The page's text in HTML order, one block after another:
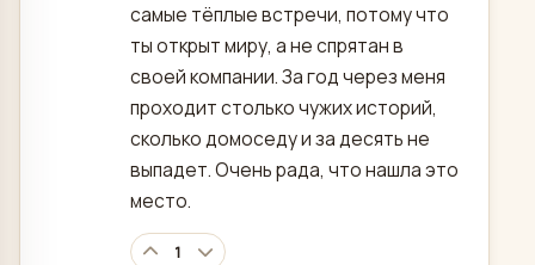
самые тёплые встречи, потому что
ты открыт миру, а не спрятан в
своей компании. За год через меня
проходит столько чужих историй,
сколько домоседу и за десять не
выпадет. Очень рада, что нашла это
место.
1